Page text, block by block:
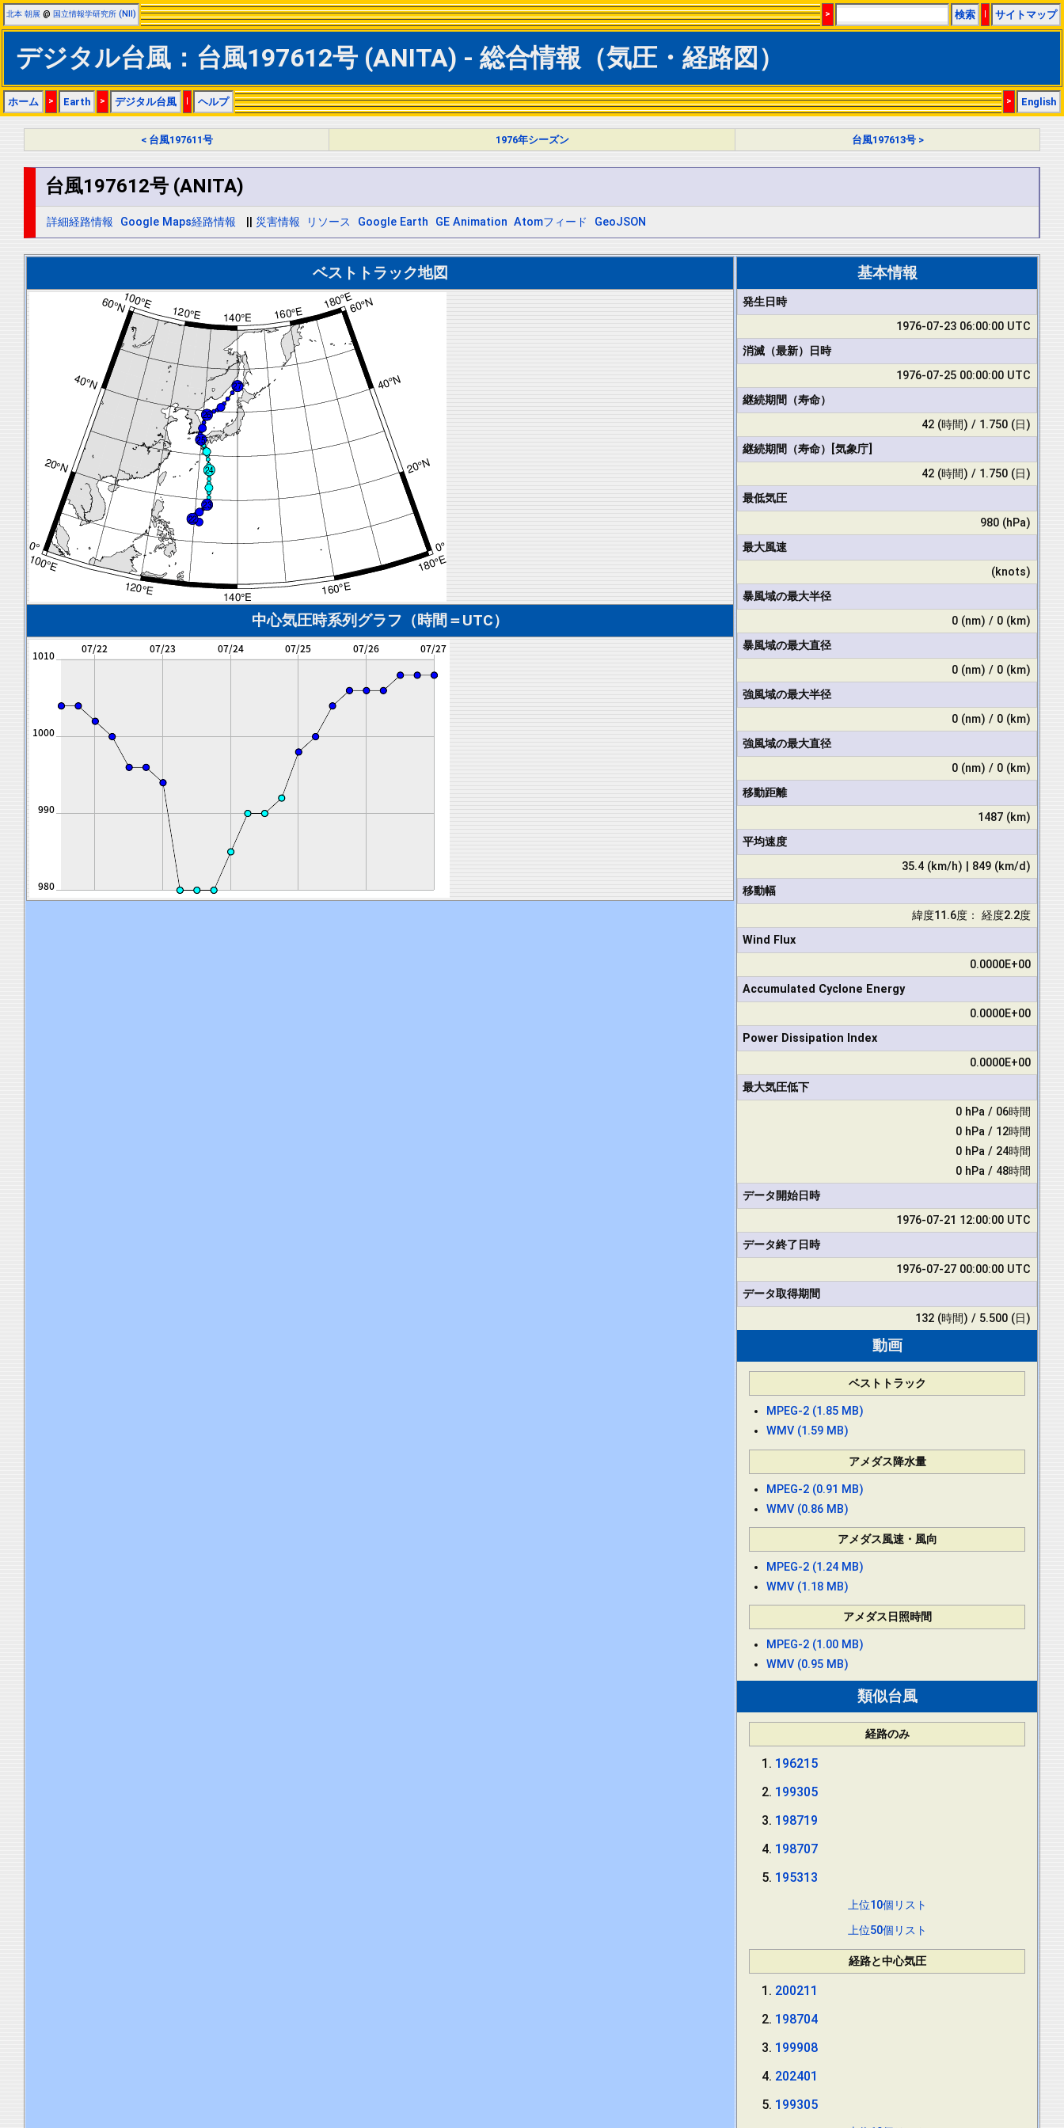
北本 朝展 @ 国立情報学研究所 (NII) > 検索 | サイトマップ
デジタル台風：台風197612号 (ANITA) - 総合情報（気圧・経路図）
ホーム > Earth > デジタル台風 | ヘルプ > English
< 台風197611号 1976年シーズン 台風197613号 >
台風197612号 (ANITA)
詳細経路情報 Google Maps経路情報 災害情報 リソース Google Earth GE Animation Atomフィード GeoJSON
ベストトラック地図
中心気圧時系列グラフ（時間＝UTC）
基本情報
発生日時
1976-07-23 06:00:00 UTC
消滅（最新）日時
1976-07-25 00:00:00 UTC
継続期間（寿命）
42 (時間) / 1.750 (日)
継続期間（寿命）[気象庁]
42 (時間) / 1.750 (日)
最低気圧
980 (hPa)
最大風速
(knots)
暴風域の最大半径
0 (nm) / 0 (km)
暴風域の最大直径
0 (nm) / 0 (km)
強風域の最大半径
0 (nm) / 0 (km)
強風域の最大直径
0 (nm) / 0 (km)
移動距離
1487 (km)
平均速度
35.4 (km/h) | 849 (km/d)
移動幅
緯度11.6度： 経度2.2度
Wind Flux
0.0000E+00
Accumulated Cyclone Energy
0.0000E+00
Power Dissipation Index
0.0000E+00
最大気圧低下
0 hPa / 06時間
0 hPa / 12時間
0 hPa / 24時間
0 hPa / 48時間
データ開始日時
1976-07-21 12:00:00 UTC
データ終了日時
1976-07-27 00:00:00 UTC
データ取得期間
132 (時間) / 5.500 (日)
動画
ベストトラック
MPEG-2 (1.85 MB)
WMV (1.59 MB)
アメダス降水量
MPEG-2 (0.91 MB)
WMV (0.86 MB)
アメダス風速・風向
MPEG-2 (1.24 MB)
WMV (1.18 MB)
アメダス日照時間
MPEG-2 (1.00 MB)
WMV (0.95 MB)
類似台風
経路のみ
196215
199305
198719
198707
195313
上位10個リスト
上位50個リスト
経路と中心気圧
200211
198704
199908
202401
199305